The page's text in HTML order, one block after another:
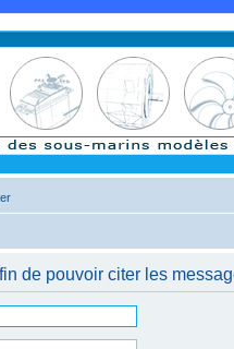
de pouvoir citer les